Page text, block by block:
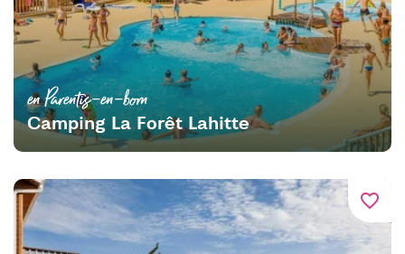
en Parentis-en-born
Camping La Forêt Lahitte
favorite_border